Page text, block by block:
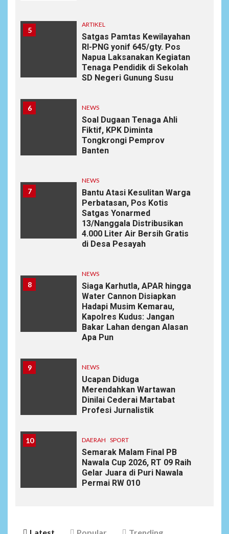
5
ARTIKEL
Satgas Pamtas Kewilayahan
RI-PNG yonif 645/gty. Pos
Napua Laksanakan Kegiatan
Tenaga Pendidik di Sekolah
SD Negeri Gunung Susu
6 NEWS
Soal Dugaan Tenaga Ahli
Fiktif, KPK Diminta
Tongkrongi Pemprov
Banten
7
NEWS
Bantu Atasi Kesulitan Warga
Perbatasan, Pos Kotis
Satgas Yonarmed
13/Nanggala Distribusikan
4.000 Liter Air Bersih Gratis
di Desa Pesayah
8
NEWS
Siaga Karhutla, APAR hingga
Water Cannon Disiapkan
Hadapi Musim Kemarau,
Kapolres Kudus: Jangan
Bakar Lahan dengan Alasan
Apa Pun
9 NEWS
Ucapan Diduga
Merendahkan Wartawan
Dinilai Cederai Martabat
Profesi Jurnalistik
10 DAERAH SPORT
Semarak Malam Final PB
Nawala Cup 2026, RT 09 Raih
Gelar Juara di Puri Nawala
Permai RW 010